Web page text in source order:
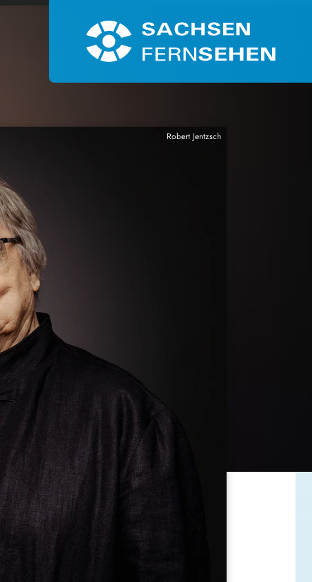
Robert Jentzsch